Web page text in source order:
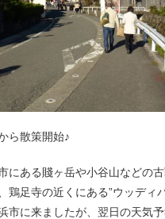
ら散策開始♪
にある賤ヶ岳や小谷山などの
鶏足寺の近くにある”ウッディ
市に来ましたが、翌日の天気